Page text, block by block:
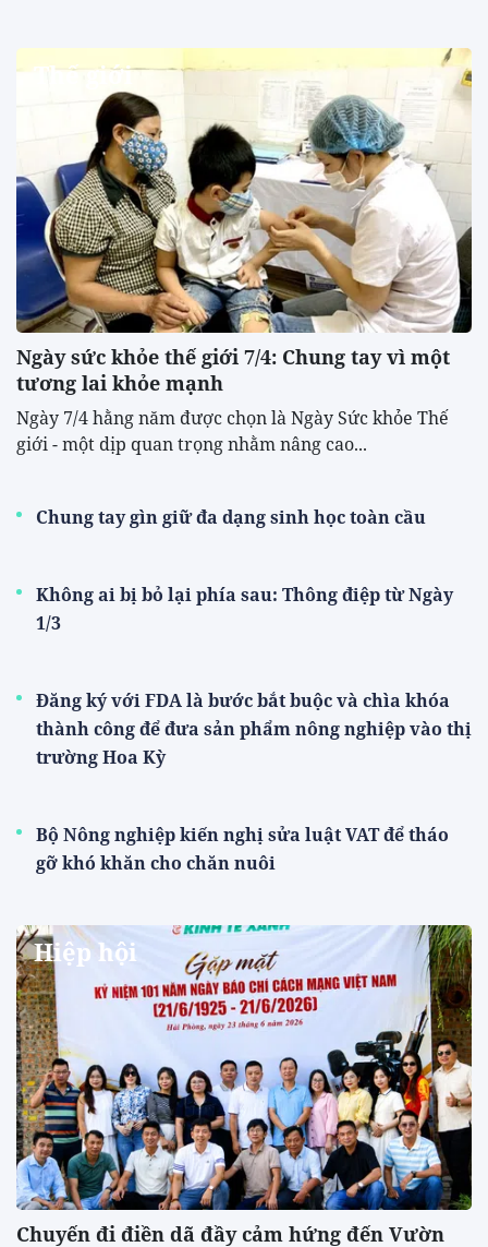
Thế giới
Ngày sức khỏe thế giới 7/4: Chung tay vì một
tương lai khỏe mạnh
Ngày 7/4 hằng năm được chọn là Ngày Sức khỏe Thế
giới - một dịp quan trọng nhằm nâng cao...
Chung tay gìn giữ đa dạng sinh học toàn cầu
Không ai bị bỏ lại phía sau: Thông điệp từ Ngày
1/3
Đăng ký với FDA là bước bắt buộc và chìa khóa
thành công để đưa sản phẩm nông nghiệp vào thị
trường Hoa Kỳ
Bộ Nông nghiệp kiến nghị sửa luật VAT để tháo
gỡ khó khăn cho chăn nuôi
Hiệp hội
Chuyến đi điền dã đầy cảm hứng đến Vườn